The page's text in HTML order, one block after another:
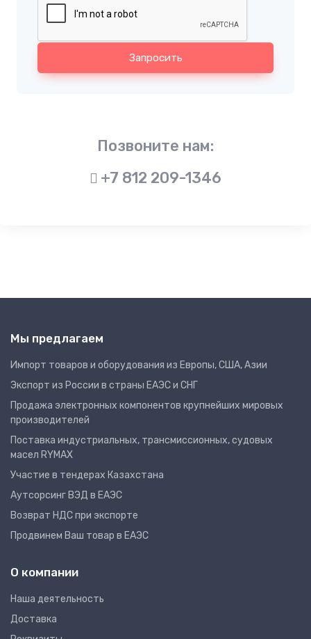
Запросить
Позвоните нам:
+7 812 209-1346
Мы предлагаем
Импорт товаров и оборудования из Европы, США, Азии
Экспорт из России в страны ЕАЭС и СНГ
Продажа электронных компонентов крупнейших мировых
производителей
Поставка индустриальных, трансмиссионных, судовых
масел RYMAX
Участие в тендерах Казахстана
Аутсорсинг ВЭД в ЕАЭС
Возврат НДС при экспорте
Продвинем Ваш товар в ЕАЭС
О компании
Наша деятельность
Доставка